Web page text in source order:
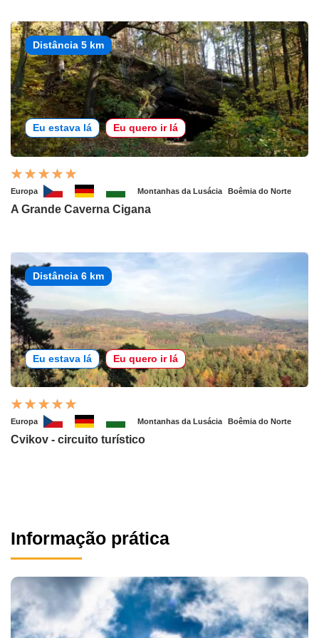
Distância 5 km
Eu estava lá Eu quero ir lá
Europa Montanhas da Lusácia Boêmia do Norte
A Grande Caverna Cigana
Distância 6 km
Eu estava lá Eu quero ir lá
Europa Montanhas da Lusácia Boêmia do Norte
Cvikov - circuito turístico
Informação prática